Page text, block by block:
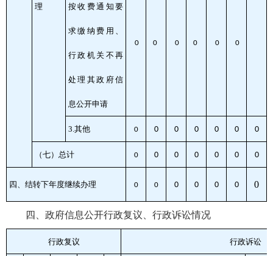
理 按收费通知要
求缴纳费用、
行政机关不再
处理其政府信
息公开申请
0 0 0 0 0 0
3.其他 0 0 0 0 0 0 0
（七）总计 0 0 0 0 0 0 0
四、结转下年度继续办理 0 0 0 0 0 0 0
四、政府信息公开行政复议、行政诉讼情况
行政复议 行政诉讼